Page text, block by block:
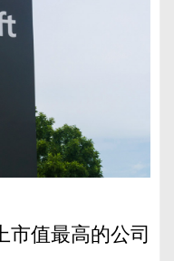
市值最高的公司